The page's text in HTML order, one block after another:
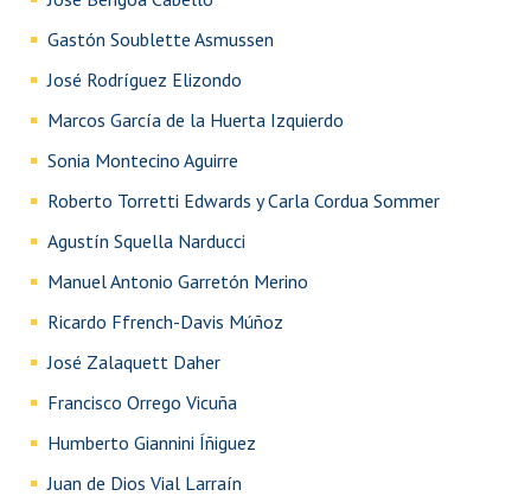
Gastón Soublette Asmussen
José Rodríguez Elizondo
Marcos García de la Huerta Izquierdo
Sonia Montecino Aguirre
Roberto Torretti Edwards y Carla Cordua Sommer
Agustín Squella Narducci
Manuel Antonio Garretón Merino
Ricardo Ffrench-Davis Múñoz
José Zalaquett Daher
Francisco Orrego Vicuña
Humberto Giannini Íñiguez
Juan de Dios Vial Larraín